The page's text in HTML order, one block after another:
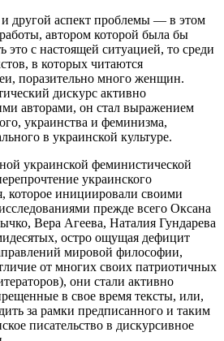
другой аспект проблемы — в этом
автором которой была бы
с настоящей ситуацией, то среди
в которых читаются
поразительно много женщин.
дискурс активно
авторами, он стал выражением
украинства и феминизма,
в украинской культуре.
украинской феминистической
украинского
которое инициировали своими
прежде всего Оксана
Вера Агеева, Наталия Гундарева
остро ощущая дефицит
мировой философии,
от многих своих патриотичных
они стали активно
в свое время тексты, или,
за рамки предписанного и таким
писательство в дискурсивное